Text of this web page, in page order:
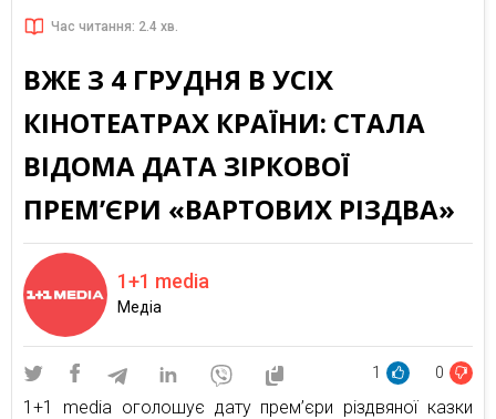
Час читання: 2.4 хв.
ВЖЕ З 4 ГРУДНЯ В УСІХ
КІНОТЕАТРАХ КРАЇНИ: СТАЛА
ВІДОМА ДАТА ЗІРКОВОЇ
ПРЕМʼЄРИ «ВАРТОВИХ РІЗДВА»
1+1 media
Медіа
1 0
1+1 media оголошує дату прем’єри різдвяної казки